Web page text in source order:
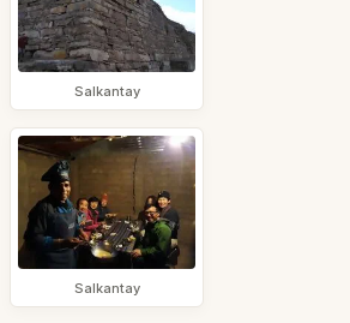
Salkantay
Salkantay